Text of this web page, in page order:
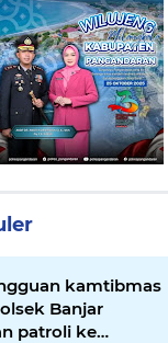
kamtibmas
Banjar
patroli ke